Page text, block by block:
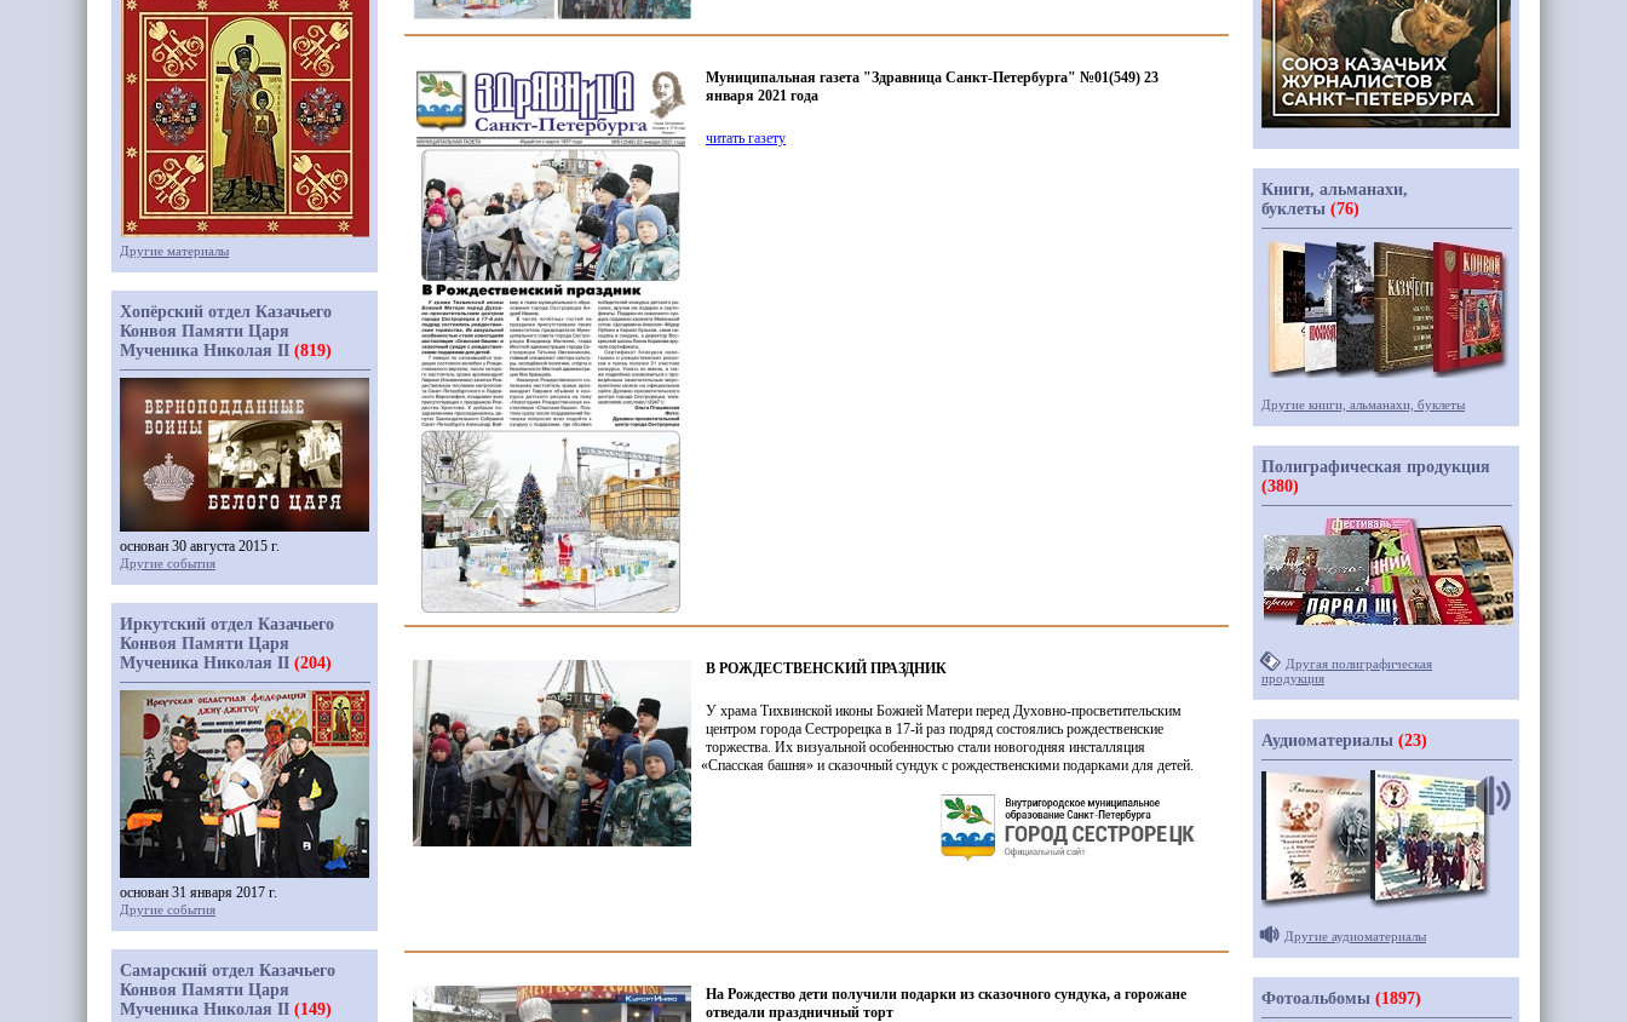
Муниципальная газета "Здравница Санкт-Петербурга" №01(549) 23
января 2021 года
читать газету
В РОЖДЕСТВЕНСКИЙ ПРАЗДНИК
У храма Тихвинской иконы Божией Матери перед Духовно-просветительским
центром города Сестрорецка в 17-й раз подряд состоялись рождественские
торжества. Их визуальной особенностью стали новогодняя инсталляция
«Спасская башня» и сказочный сундук с рождественскими подарками для детей.
На Рождество дети получили подарки из сказочного сундука, а горожане
отведали праздничный торт
Другие материалы
Хопёрский отдел Казачьего
Конвоя Памяти Царя
Мученика Николая II (819)
основан 30 августа 2015 г.
Другие события
Иркутский отдел Казачьего
Конвоя Памяти Царя
Мученика Николая II (204)
основан 31 января 2017 г.
Другие события
Самарский отдел Казачьего
Конвоя Памяти Царя
Мученика Николая II (149)
Книги, альманахи,
буклеты (76)
Другие книги, альманахи, буклеты
Полиграфическая продукция
(380)
Другая полиграфическая
продукция
Аудиоматериалы (23)
Другие аудиоматериалы
Фотоальбомы (1897)